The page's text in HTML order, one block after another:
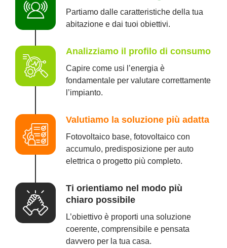
Partiamo dalle caratteristiche della tua
abitazione e dai tuoi obiettivi.
Analizziamo il profilo di consumo
Capire come usi l’energia è
fondamentale per valutare correttamente
l’impianto.
Valutiamo la soluzione più adatta
Fotovoltaico base, fotovoltaico con
accumulo, predisposizione per auto
elettrica o progetto più completo.
Ti orientiamo nel modo più
chiaro possibile
L’obiettivo è proporti una soluzione
coerente, comprensibile e pensata
davvero per la tua casa.